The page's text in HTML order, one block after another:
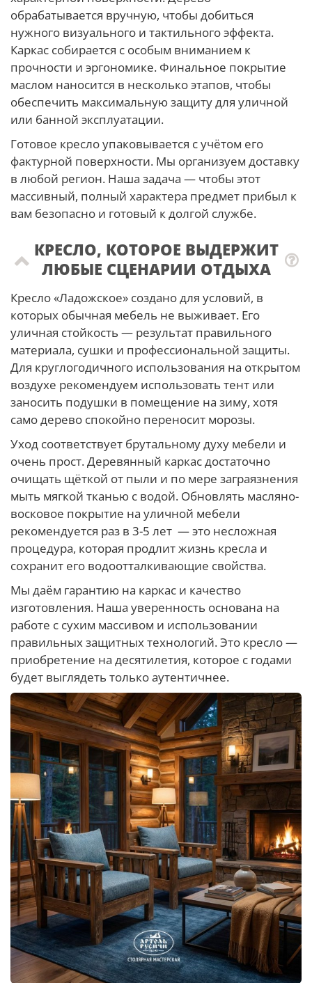
обрабатывается вручную, чтобы добиться
нужного визуального и тактильного эффекта.
Каркас собирается с особым вниманием к
прочности и эргономике. Финальное покрытие
маслом наносится в несколько этапов, чтобы
обеспечить максимальную защиту для уличной
или банной эксплуатации.
Готовое кресло упаковывается с учётом его
фактурной поверхности. Мы организуем доставку
в любой регион. Наша задача — чтобы этот
массивный, полный характера предмет прибыл к
вам безопасно и готовый к долгой службе.
КРЕСЛО, КОТОРОЕ ВЫДЕРЖИТ
ЛЮБЫЕ СЦЕНАРИИ ОТДЫХА
Кресло «Ладожское» создано для условий, в
которых обычная мебель не выживает. Его
уличная стойкость — результат правильного
материала, сушки и профессиональной защиты.
Для круглогодичного использования на открытом
воздухе рекомендуем использовать тент или
заносить подушки в помещение на зиму, хотя
само дерево спокойно переносит морозы.
Уход соответствует брутальному духу мебели и
очень прост. Деревянный каркас достаточно
очищать щёткой от пыли и по мере заграязнения
мыть мягкой тканью с водой. Обновлять масляно-
восковое покрытие на уличной мебели
рекомендуется раз в 3-5 лет — это несложная
процедура, которая продлит жизнь кресла и
сохранит его водоотталкивающие свойства.
Мы даём гарантию на каркас и качество
изготовления. Наша уверенность основана на
работе с сухим массивом и использовании
правильных защитных технологий. Это кресло —
приобретение на десятилетия, которое с годами
будет выглядеть только аутентичнее.